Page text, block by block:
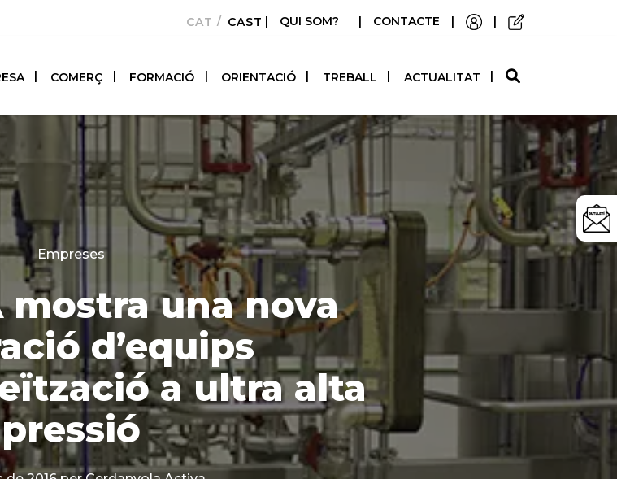
CATALÀCASTELLANO
| QUI SOM? | CONTACTE | |
COMERÇ FORMACIÓ ORIENTACIÓ TREBALL ACTUALITAT
Categories
Empreses
mostra una nova
d’equips
a ultra alta
pressió